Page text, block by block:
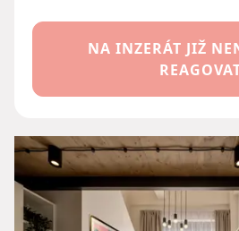
NA INZERÁT JIŽ